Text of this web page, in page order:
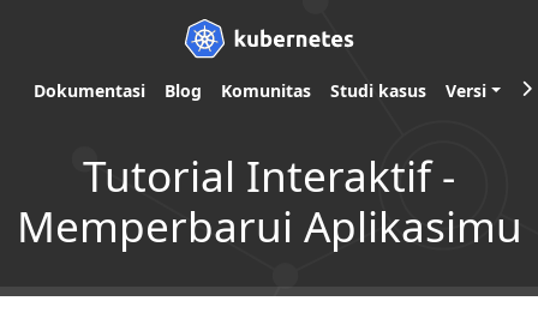
Dokumentasi Blog Komunitas Studi kasus Versi
Tutorial Interaktif -
Memperbarui Aplikasimu